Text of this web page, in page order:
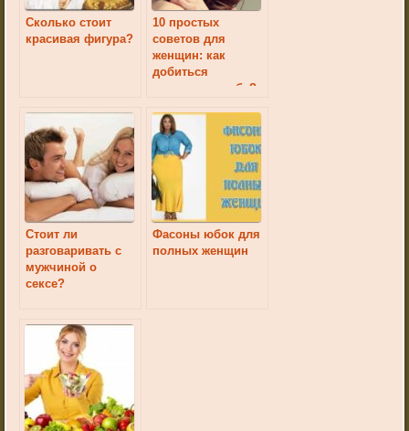
Сколько стоит
красивая фигура?
10 простых
советов для
женщин: как
добиться
уважения к себе?
Стоит ли
разговаривать с
мужчиной о
сексе?
Фасоны юбок для
полных женщин